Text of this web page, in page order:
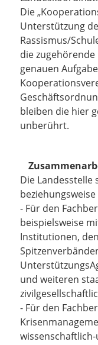
Die
Unterstützung
Rassismus/
die
genauen
bleiben die hier
unberührt.
Die
- Für den
beispielsweise
Institutionen,
und weiteren
- Für den